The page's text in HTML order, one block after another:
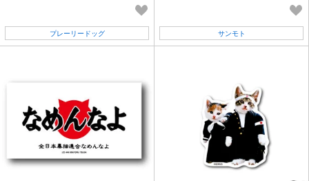
プレーリードッグ サンモト